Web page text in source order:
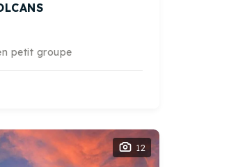
petit groupe
12